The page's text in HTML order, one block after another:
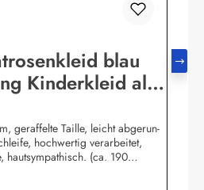
blau
Kinderkleid alle
geraffelte Taille, leicht abgerun-
hochwertig verarbeitet,
hautsympathisch. (ca. 190